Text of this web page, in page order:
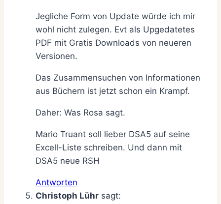
Jegliche Form von Update würde ich mir
wohl nicht zulegen. Evt als Upgedatetes
PDF mit Gratis Downloads von neueren
Versionen.
Das Zusammensuchen von Informationen
aus Büchern ist jetzt schon ein Krampf.
Daher: Was Rosa sagt.
Mario Truant soll lieber DSA5 auf seine
Excell-Liste schreiben. Und dann mit
DSA5 neue RSH
Antworten
Christoph Lühr sagt: